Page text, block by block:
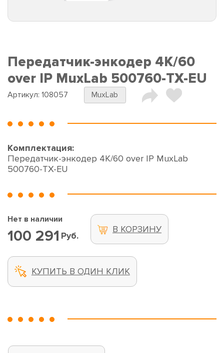
Передатчик-энкодер 4K/60
over IP MuxLab 500760-TX-EU
Артикул: 108057 MuxLab
Комплектация:
Передатчик-энкодер 4K/60 over IP MuxLab
500760-TX-EU
Нет в наличии
100 291 Руб.
В КОРЗИНУ
КУПИТЬ В ОДИН КЛИК